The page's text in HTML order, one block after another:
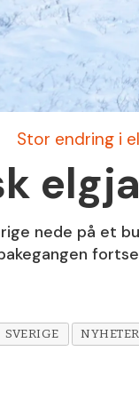
Stor endring i
nede på et
SVERIGE NYHETER